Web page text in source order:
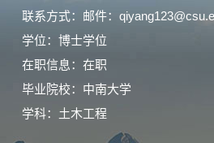
联系方式：邮件：
学位：博士学位
在职信息：在职
毕业院校：中南大学
学科：土木工程